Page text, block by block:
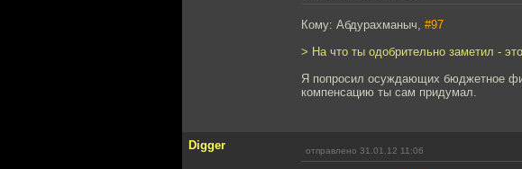
Кому: Абдурахманыч, #97
> На что ты одобрительно заметил -
Я попросил осуждающих бюджетное
компенсацию ты сам придумал.
Digger отправлено 31.01.12 11:06